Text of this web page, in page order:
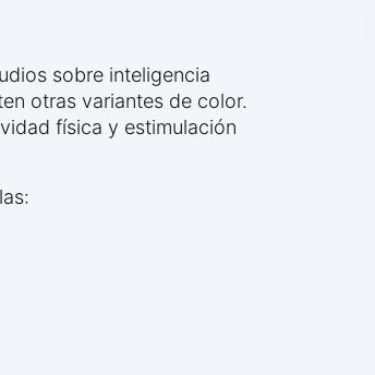
sobre inteligencia
otras variantes de color.
física y estimulación